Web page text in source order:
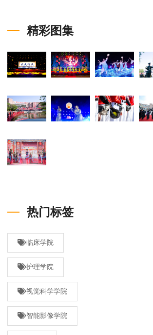
精彩图集
热门标签
临床学院
护理学院
视觉科学学院
智能影像学院